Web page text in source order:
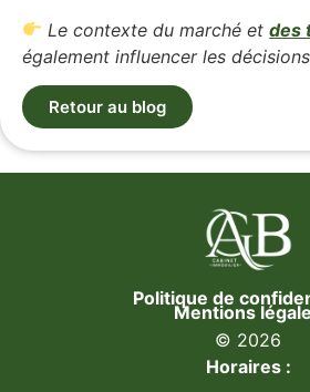
Le contexte du marché etdes
également influencer les
Retour au blog
Politique de
Mentions
© 2026
Horaires :